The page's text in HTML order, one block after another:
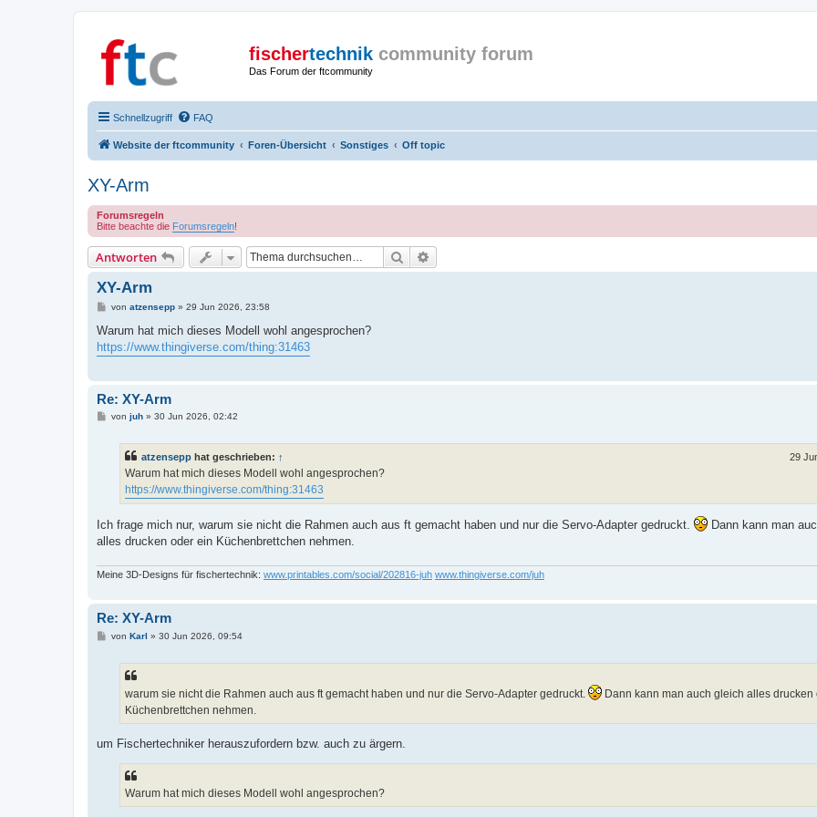
fischertechnik community forum
Das Forum der ftcommunity
Schnellzugriff FAQ
Website der ftcommunity Foren-Übersicht Sonstiges Off topic
XY-Arm
Forumsregeln
Bitte beachte die Forumsregeln!
Antworten Suche
XY-Arm
B
i
r
von atzensepp» 29 Jun 2026, 23:58
Warum hat mich dieses Modell wohl angesprochen?
https://www.thingiverse.com/thing:31463
Re: XY-Arm
Bvon juh» 30 Jun 2026, 02:42
atzensepp hat geschrieben: ↑ 29
Warum hat mich dieses Modell wohl angesprochen?
https://www.thingiverse.com/thing:31463
Ich frage mich nur, warum sie nicht die Rahmen auch aus ft gemacht haben und nur die Servo-Adapter gedruckt.
Dann kann man
alles drucken oder ein Küchenbrettchen nehmen.
Meine 3D-Designs für fischertechnik: www.printables.com/social/202816-juh www.thingiverse.com/juh
Re: XY-Arm
Bvon Karl » 30 Jun 2026, 09:54
warum sie nicht die Rahmen auch aus ft gemacht haben und nur die Servo-Adapter gedruckt.
Dann kann man auch gleich alles drucken
Küchenbrettchen nehmen.
um Fischertechniker herauszufordern bzw. auch zu ärgern.
Warum hat mich dieses Modell wohl angesprochen?